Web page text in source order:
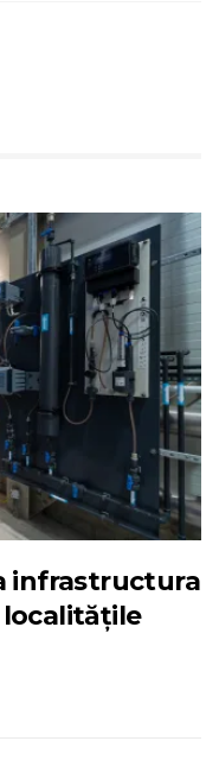
infrastructura
localitățile